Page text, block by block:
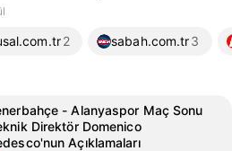
2 sabah.com.tr3
- Alanyaspor Maç Sonu
Direktör Domenico
Açıklamaları